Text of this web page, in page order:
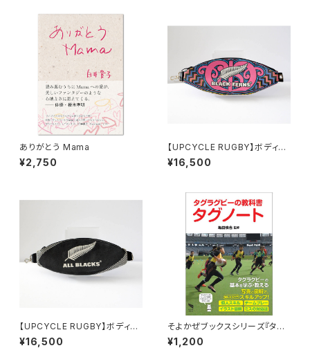
ありがとう Mama
¥2,750
【UPCYCLE RUGBY】ボディバ
ッグ（Blackferns Type-A）
¥16,500
【UPCYCLE RUGBY】ボディバ
ッグ（Allblacks Type-A）
¥16,500
そよかぜブックスシリーズ『タグ
ラグビーの教科書 タグノート』
¥1,200